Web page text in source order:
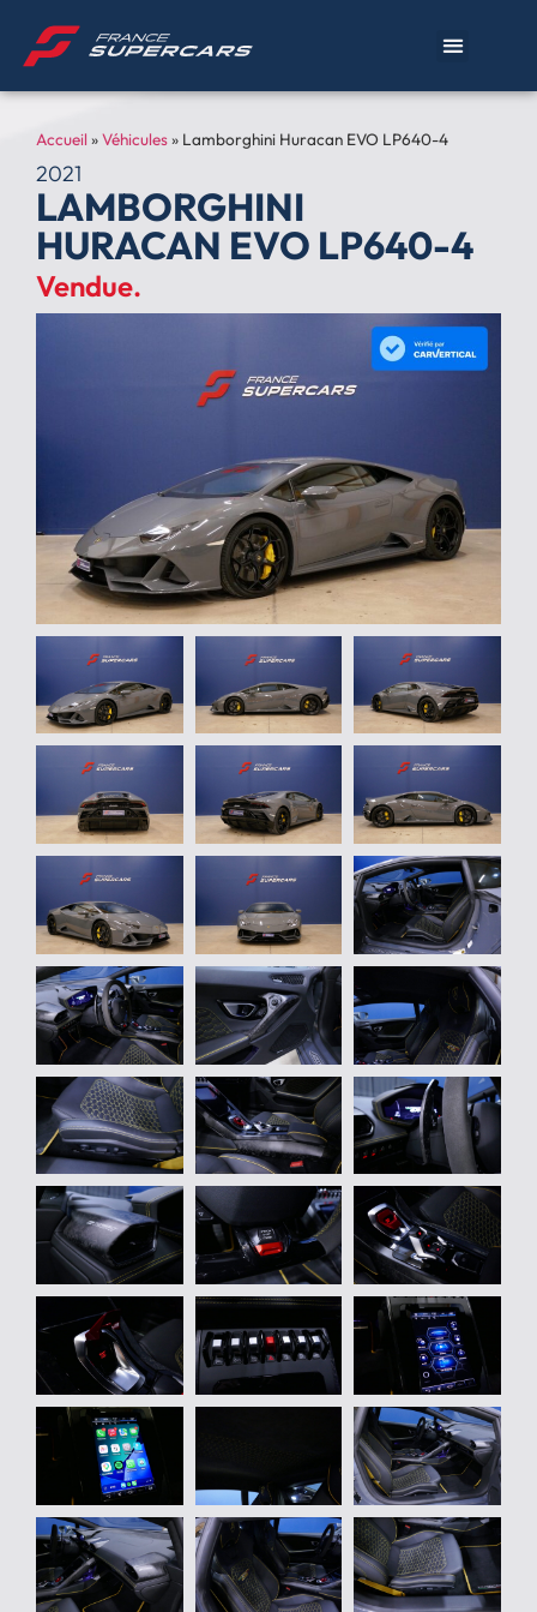
Accueil »Véhicules» Lamborghini Huracan EVO LP640-4
2021
LAMBORGHINI
HURACAN EVO LP640-4
Vendue.